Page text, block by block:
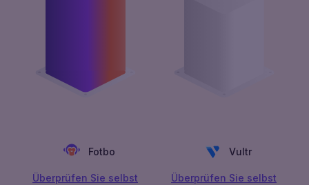
Fotbo
Überprüfen Sie selbst
Vultr
Überprüfen Sie selbst